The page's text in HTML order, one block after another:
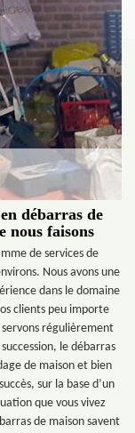
débarras de
nous faisons
de services de
Nous avons une
dans le domaine
clients peu importe
servons régulièrement
le débarras
de maison et bien
sur la base d’un
que vous vivez
de maison savent